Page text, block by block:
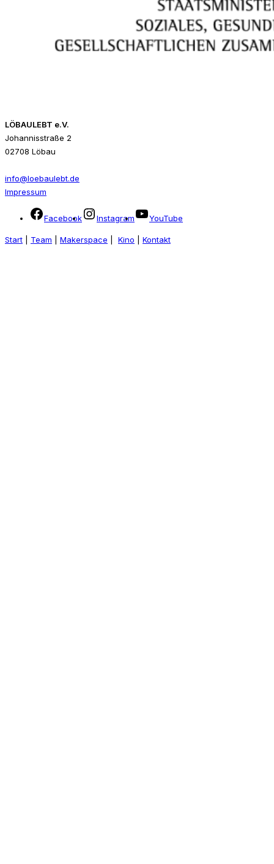
LÖBAULEBT e.V.
Johannisstraße 2
02708 Löbau
info@loebaulebt.de
Impressum
Facebook Instagram YouTube
Start Team Makerspace Kino Kontakt